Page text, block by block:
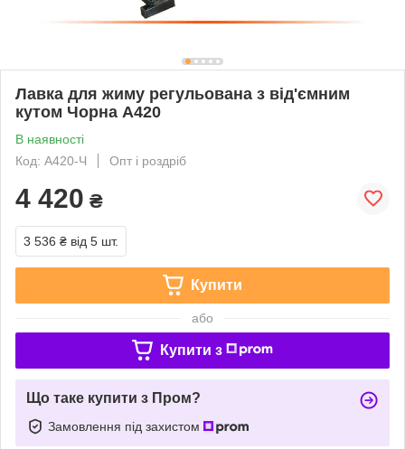
Лавка для жиму регульована з від'ємним
кутом Чорна А420
В наявності
Код: А420-Ч
Опт і роздріб
4 420 ₴
3 536 ₴ від 5 шт.
Купити
або
Купити з
Що таке купити з Пром?
Замовлення під захистом